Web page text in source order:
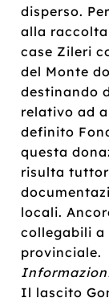
disperso.
alla
case Zileri
del Monte
destinando
relativo ad
definito
questa
risulta
locali.
collegabili a
provinciale.
Il lascito